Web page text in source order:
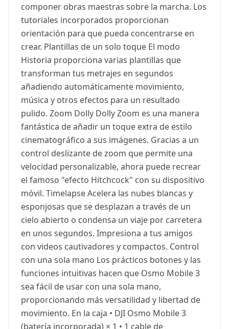
componer obras maestras sobre la marcha. Los
tutoriales incorporados proporcionan
orientación para que pueda concentrarse en
crear. Plantillas de un solo toque El modo
Historia proporciona varias plantillas que
transforman tus metrajes en segundos
añadiendo automáticamente movimiento,
música y otros efectos para un resultado
pulido. Zoom Dolly Dolly Zoom es una manera
fantástica de añadir un toque extra de estilo
cinematográfico a sus imágenes. Gracias a un
control deslizante de zoom que permite una
velocidad personalizable, ahora puede recrear
el famoso "efecto Hitchcock" con su dispositivo
móvil. Timelapse Acelera las nubes blancas y
esponjosas que se desplazan a través de un
cielo abierto o condensa un viaje por carretera
en unos segundos. Impresiona a tus amigos
con videos cautivadores y compactos. Control
con una sola mano Los prácticos botones y las
funciones intuitivas hacen que Osmo Mobile 3
sea fácil de usar con una sola mano,
proporcionando más versatilidad y libertad de
movimiento. En la caja • DJI Osmo Mobile 3
(batería incorporada) × 1 • 1 cable de